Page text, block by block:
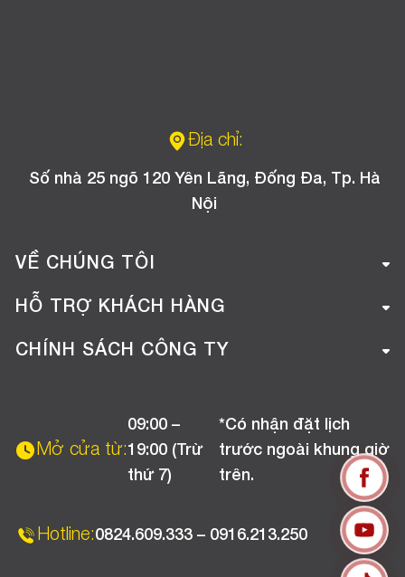
Địa chỉ:
Số nhà 25 ngõ 120 Yên Lãng, Đống Đa, Tp. Hà
Nội
VỀ CHÚNG TÔI
Giới thiệu công ty
Tuyển dụng
HỖ TRỢ KHÁCH HÀNG
Hướng dẫn mua hàng online
Chương trình khuyến mãi
CHÍNH SÁCH CÔNG TY
Chính sách bảo hành
Mở cửa từ:
09:00 –
19:00 (Trừ
thứ 7)
*Có nhận đặt lịch
trước ngoài khung giờ
trên.
Hotline:0824.609.333 – 0916.213.250